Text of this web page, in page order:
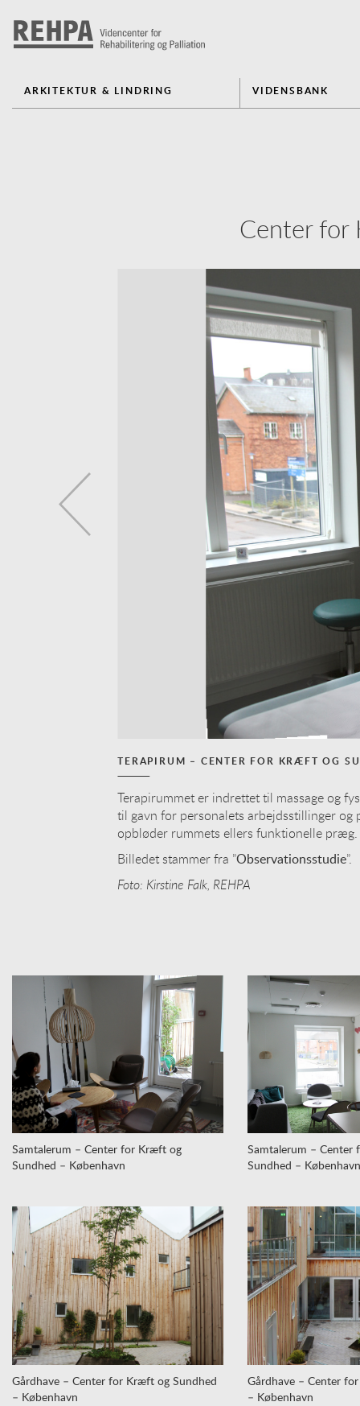
ARKITEKTUR & LINDRING VIDENSBANK
Center for
TERAPIRUM – CENTER FOR KRÆFT OG
Terapirummet er indrettet til massage og
til gavn for personalets arbejdsstillinger
opbløder rummets ellers funktionelle præg.
Billedet stammer fra ”Observationsstudie”.
Foto: Kirstine Falk, REHPA
Samtalerum – Center for Kræft og
Sundhed – København
Samtalerum –
Sundhed – København
Gårdhave – Center for Kræft og Sundhed
– København
Gårdhave – Center
– København